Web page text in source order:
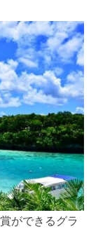
ができるグラ